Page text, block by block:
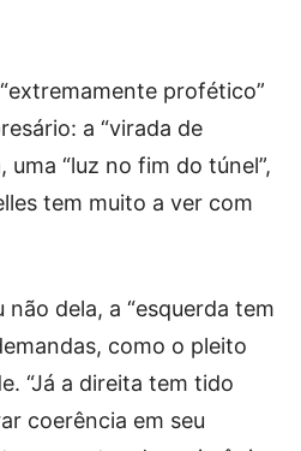
profético”
a “virada de
uma “luz no fim do túnel”,
tem muito a ver com
não dela, a “esquerda tem
como o pleito
“Já a direita tem tido
coerência em seu